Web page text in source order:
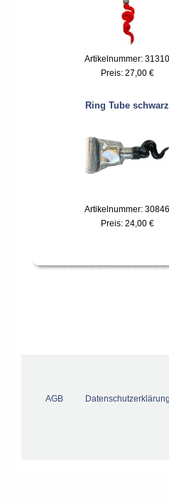
Artikelnummer: 31310
Preis: 27,00 €
Ring Tube schwarz
Artikelnummer: 30846
Preis: 24,00 €
AGB